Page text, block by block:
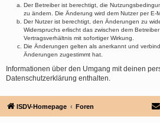
Der Betreiber ist berechtigt, die
zu ändern. Die Änderung wird dem Nutzer per E-
Der Nutzer ist berechtigt, den Änderungen zu
Widerspruchs erlischt das zwischen dem
Vertragsverhältnis mit sofortiger Wirkung.
Die Änderungen gelten als anerkannt und
Änderungen zugestimmt hat.
Informationen über den Umgang mit deinen
Datenschutzerklärung enthalten.
ISDV-Homepage Foren